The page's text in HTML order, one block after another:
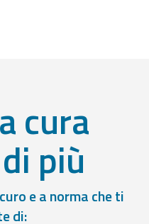
cura
più
e a norma che ti
di: